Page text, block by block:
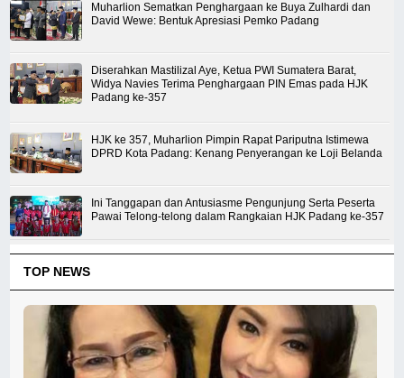
Muharlion Sematkan Penghargaan ke Buya Zulhardi dan
David Wewe: Bentuk Apresiasi Pemko Padang
Diserahkan Mastilizal Aye, Ketua PWI Sumatera Barat,
Widya Navies Terima Penghargaan PIN Emas pada HJK
Padang ke-357
HJK ke 357, Muharlion Pimpin Rapat Pariputna Istimewa
DPRD Kota Padang: Kenang Penyerangan ke Loji Belanda
Ini Tanggapan dan Antusiasme Pengunjung Serta Peserta
Pawai Telong-telong dalam Rangkaian HJK Padang ke-357
TOP NEWS